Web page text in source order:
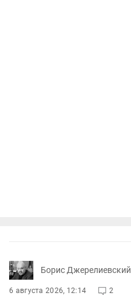
Борис Джерелиевский
6 августа 2026, 12:14 2